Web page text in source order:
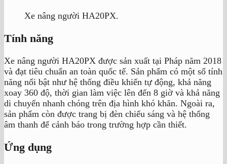
Xe nâng người HA20PX.
Tính năng
Xe nâng người HA20PX được sản xuất tại Pháp năm 2018
và đạt tiêu chuẩn an toàn quốc tế. Sản phẩm có một số tính
năng nổi bật như hệ thống điều khiển tự động, khả năng
xoay 360 độ, thời gian làm việc lên đến 8 giờ và khả năng
di chuyển nhanh chóng trên địa hình khó khăn. Ngoài ra,
sản phẩm còn được trang bị đèn chiếu sáng và hệ thống
âm thanh để cảnh báo trong trường hợp cần thiết.
Ứng dụng